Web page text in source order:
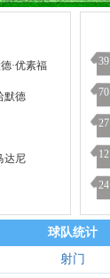
·优素福
默德
达尼
39
70
27
12
24
球队统计
射门